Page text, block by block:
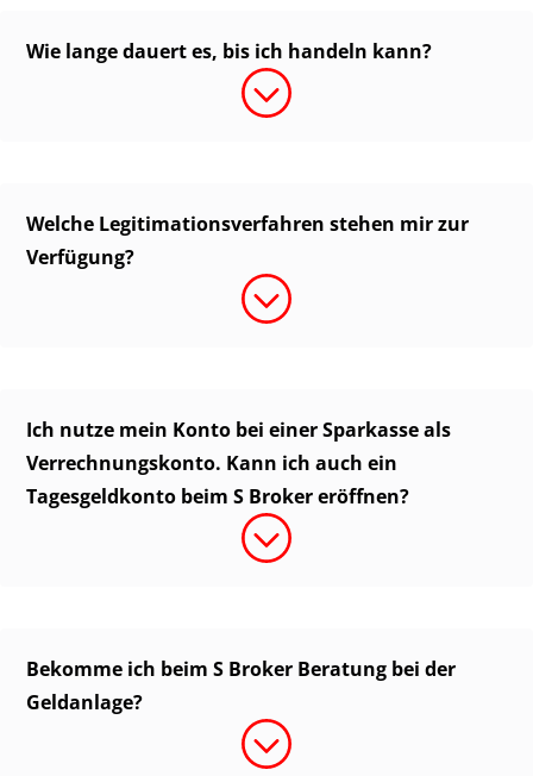
Wie lange dauert es, bis ich handeln kann?
Welche Legitimationsverfahren stehen mir zur
Verfügung?
Ich nutze mein Konto bei einer Sparkasse als
Verrechnungskonto. Kann ich auch ein
Tagesgeldkonto beim S Broker eröffnen?
Bekomme ich beim S Broker Beratung bei der
Geldanlage?